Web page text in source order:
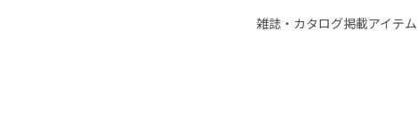
雑誌・カタログ掲載アイテム